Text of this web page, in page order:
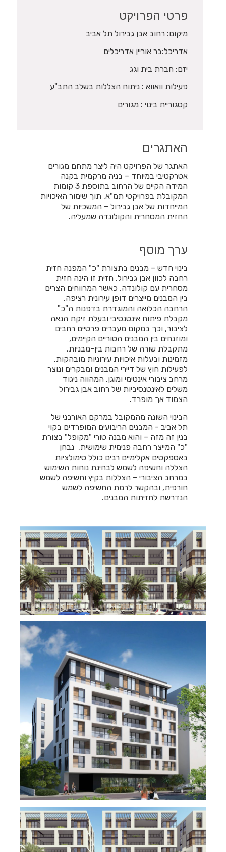
פרטי הפרויקט
מיקום: רחוב אבן גבירול תל אביב
אדריכל:בר אוריין אדריכלים
יזם: חברת בית וגג
פעילות וואווא : ניתוח הצללות בשלב התב"ע
קטגוריית בינוי : מגורים
האתגרים
האתגר של הפרויקט היה ליצר מתחם מגורים
אטרקטיבי במיוחד – בניה מרקמית בקנה
המידה הקיים של הרחוב בתוספת 3 קומות
המקובלת בפרויקטי תמ"א, תוך שימור האיכויות
המייחדות של אבן גבירול – המשכיות של
החזית המסחרית והקולונדה שמעליה.
ערך מוסף
בינוי חדש – מבנים בתצורת "כ" המפנה חזית
רחבה לכוון אבן גבירול. חזית זו הינה חזית
מסחרית עם קולונדה, כאשר המרווחים הצרים
בין המבנים מייצרים דופן עירונית רציפה.
הרחבה הכלואה והמוגדרת בדפנות ה"כ"
מקבלת פיתוח אינטנסיבי ובעלת זיקת הנאה
לציבור, וכך במקום מעברים פרטיים רחבים
ומוזנחים בין המבנים הטוריים הקיימים,
מתקבלת שורה של רחבות בין-מבניות,
מזמינות ובעלות איכויות עירוניות מובהקות,
לפעילות חוץ של דיירי המבנים ומבקרים ונוצר
מרחב ציבורי אינטימי ומוגן, המהווה ניגוד
משלים לאינטנסיביות של רחוב אבן גבירול
הצמוד אך מופרד.
הבינוי השונה מהמקובל במרקם האורבני של
תל אביב - המבנים הריבועים המופרדים בקוי
בנין זה מזה – והוא מבנה טורי "מקופל" בצורת
"כ" המייצר רחבה פנימית שימושית, נבחן
באספקטים אקלימיים רבים כולל סימולציות
הצללה וחשיפה לשמש לבחינת נוחות השימוש
במרחב הציבורי – הצללות בקיץ וחשיפה לשמש
חורפית, ובהקשר לרמת החשיפה לשמש
הנדרשת לחזיתות המבנים.